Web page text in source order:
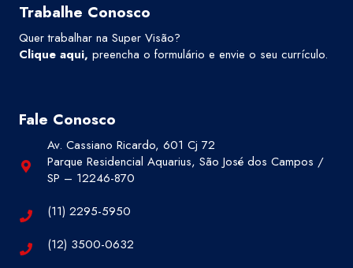
Trabalhe Conosco
Quer trabalhar na Super Visão?
Clique aqui, preencha o formulário e envie o seu currículo.
Fale Conosco
Av. Cassiano Ricardo, 601 Cj 72
Parque Residencial Aquarius, São José dos Campos /
SP – 12246-870
(11) 2295-5950
(12) 3500-0632